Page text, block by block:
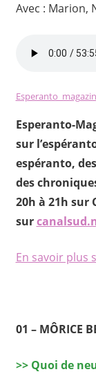
Avec : Marion,
Esperanto-
sur
espéranto,
des
20h à 21h sur
sur
En savoir plus
01 – MÔRICE
>>Quoi de